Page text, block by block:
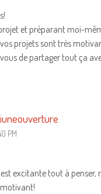
et préparant moi-
projets sont très
de partager tout ça
PM
excitante tout à penser,
motivant!